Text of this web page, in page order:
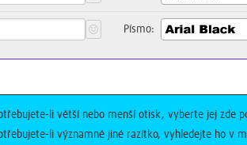
Písmo:
li větší nebo menší otisk, vyberte jej zde
li významně jiné razítko, vyhledejte ho v